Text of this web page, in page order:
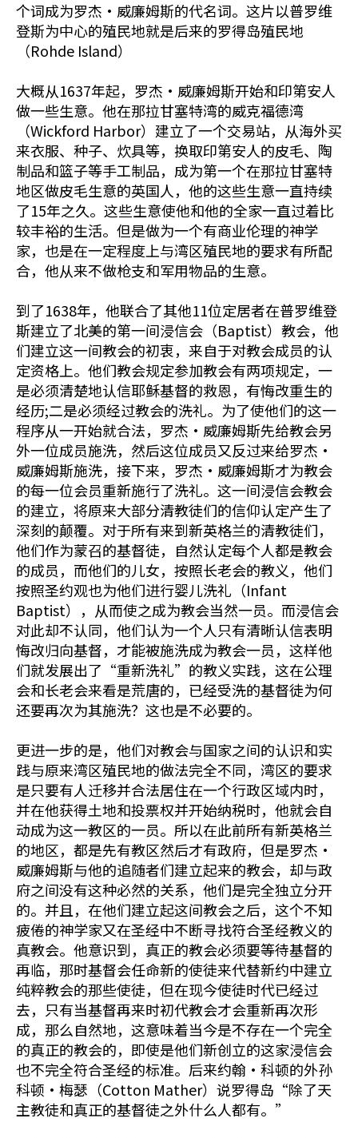
个词成为罗杰•威廉姆斯的代名词。这片以普罗维
登斯为中心的殖民地就是后来的罗得岛殖民地
（Rohde Island）
大概从1637年起，罗杰•威廉姆斯开始和印第安人
做一些生意。他在那拉甘塞特湾的威克福德湾
（Wickford Harbor）建立了一个交易站，从海外买
来衣服、种子、炊具等，换取印第安人的皮毛、陶
制品和篮子等手工制品，成为第一个在那拉甘塞特
地区做皮毛生意的英国人，他的这些生意一直持续
了15年之久。这些生意使他和他的全家一直过着比
较丰裕的生活。但是做为一个有商业伦理的神学
家，也是在一定程度上与湾区殖民地的要求有所配
合，他从来不做枪支和军用物品的生意。
到了1638年，他联合了其他11位定居者在普罗维登
斯建立了北美的第一间浸信会（Baptist）教会，他
们建立这一间教会的初衷，来自于对教会成员的认
定资格上。他们教会规定参加教会有两项规定，一
是必须清楚地认信耶稣基督的救恩，有悔改重生的
经历;二是必须经过教会的洗礼。为了使他们的这一
程序从一开始就合法，罗杰•威廉姆斯先给教会另
外一位成员施洗，然后这位成员又反过来给罗杰•
威廉姆斯施洗，接下来，罗杰•威廉姆斯才为教会
的每一位会员重新施行了洗礼。这一间浸信会教会
的建立，将原来大部分清教徒们的信仰认定产生了
深刻的颠覆。对于所有来到新英格兰的清教徒们，
他们作为蒙召的基督徒，自然认定每个人都是教会
的成员，而他们的儿女，按照长老会的教义，他们
按照圣约观也为他们进行婴儿洗礼（Infant
Baptist），从而使之成为教会当然一员。而浸信会
对此却不认同，他们认为一个人只有清晰认信表明
悔改归向基督，才能被施洗成为教会一员，这样他
们就发展出了“重新洗礼”的教义实践，这在公理
会和长老会来看是荒唐的，已经受洗的基督徒为何
还要再次为其施洗？这也是不必要的。
更进一步的是，他们对教会与国家之间的认识和实
践与原来湾区殖民地的做法完全不同，湾区的要求
是只要有人迁移并合法居住在一个行政区域内时，
并在他获得土地和投票权并开始纳税时，他就会自
动成为这一教区的一员。所以在此前所有新英格兰
的地区，都是先有教区然后才有政府，但是罗杰•
威廉姆斯与他的追随者们建立起来的教会，却与政
府之间没有这种必然的关系，他们是完全独立分开
的。并且，在他们建立起这间教会之后，这个不知
疲倦的神学家又在圣经中不断寻找符合圣经教义的
真教会。他意识到，真正的教会必须要等待基督的
再临，那时基督会任命新的使徒来代替新约中建立
纯粹教会的那些使徒，但在现今使徒时代已经过
去，只有当基督再来时初代教会才会重新再次形
成，那么自然地，这意味着当今是不存在一个完全
的真正的教会的，即使是他们新创立的这家浸信会
也不完全符合圣经的标准。后来约翰•科顿的外孙
科顿•梅瑟（Cotton Mather）说罗得岛“除了天
主教徒和真正的基督徒之外什么人都有。”